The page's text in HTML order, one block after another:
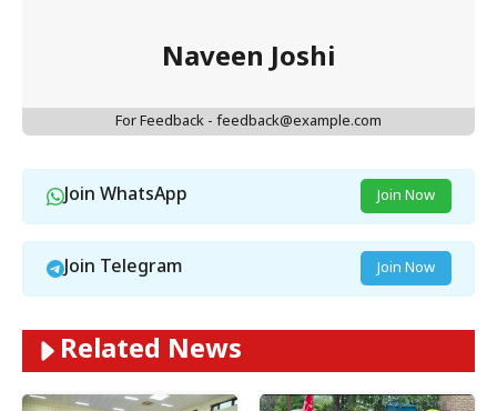
Naveen Joshi
For Feedback - feedback@example.com
Join WhatsApp Join Now
Join Telegram Join Now
Related News